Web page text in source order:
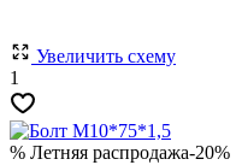
Увеличить схему
1
% Летняя распродажа-20%